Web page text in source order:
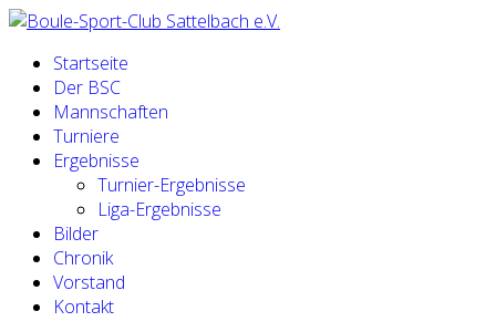
Startseite
Der BSC
Mannschaften
Turniere
Ergebnisse
Turnier-Ergebnisse
Liga-Ergebnisse
Bilder
Chronik
Vorstand
Kontakt